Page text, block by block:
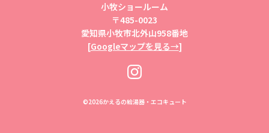
小牧ショールーム
〒485-0023
愛知県小牧市北外山958番地
[Googleマップを見る→]
©2026かえるの給湯器・エコキュート